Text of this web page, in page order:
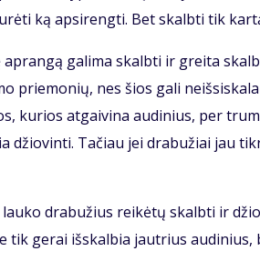
ką apsirengti. Bet skalbti tik
galima skalbti ir greita
priemonių, nes šios gali
kurios atgaivina audinius, per
džiovinti. Tačiau jei drabužiai jau
drabužius reikėtų skalbti ir
tik gerai išskalbia jautrius